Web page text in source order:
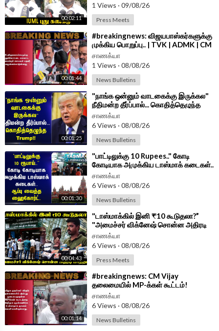
chanakyaa_tv/?hl=en
Android App -https://play.google.com/store/....apps/details?id=
00:02:11
1 Views · 09/08/26
Press Meets
00:01:44
⁣#breakingnews: விஜயபாஸ்கர்களுக்கு
முக்கிய பொறுப்பு.. | TVK | ADMK | CM
Vijay
சாணக்யா
1 Views · 08/08/26
News Bulletins
00:01:25
⁣"நாங்க ஒன்னும் வாடகைக்கு இருக்கல"
நீதிமன்ற தீர்ப்பால்... கொதித்தெழுந்த
Trump!! | USA
சாணக்யா
6 Views · 08/08/26
News Bulletins
00:01:30
⁣"பாட்டிலுக்கு 10 Rupees.." கோடி
கோடியாக அமுக்கிய டாஸ்மாக் கடைகள்..
ஆப்பு வைத்த HighCourt
சாணக்யா
6 Views · 08/08/26
News Bulletins
00:04:43
⁣"டாஸ்மாக்கில் இனி ₹10 கூடுதலா?”
"அமைச்சர் விக்னேஷ் சொன்ன அதிரடி
மாற்றம்!" | Coimbatore
சாணக்யா
6 Views · 08/08/26
Press Meets
00:01:14
⁣#breakingnews: CM Vijay
தலைமையில் MP-க்கள் கூட்டம்!
புறக்கணிக்கிறதா ADMK?
சாணக்யா
6 Views · 08/08/26
News Bulletins